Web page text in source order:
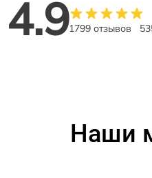
4.91799 отзывов
Наши